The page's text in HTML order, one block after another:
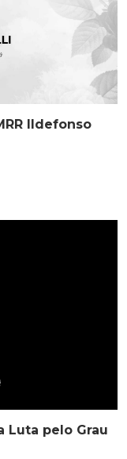
Ildefonso
Luta pelo Grau